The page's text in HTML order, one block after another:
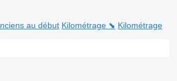
au début Kilométrage ⬊ Kilométrage